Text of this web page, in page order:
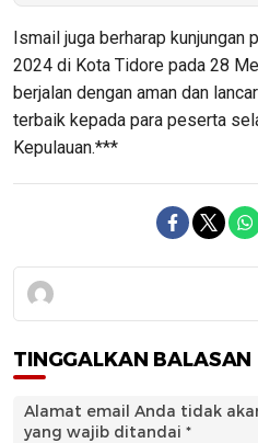
Ismail juga berharap kunjungan
2024 di Kota Tidore pada 28
berjalan dengan aman dan
terbaik kepada para peserta
Kepulauan.***
TINGGALKAN BALASAN
Alamat email Anda tidak
yang wajib ditandai *